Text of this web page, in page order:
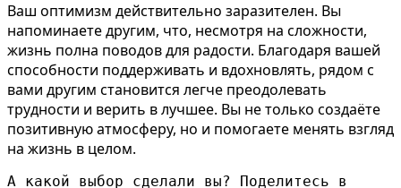
Ваш оптимизм действительно заразителен. Вы
напоминаете другим, что, несмотря на сложности,
жизнь полна поводов для радости. Благодаря вашей
способности поддерживать и вдохновлять, рядом с
вами другим становится легче преодолевать
трудности и верить в лучшее. Вы не только создаёте
позитивную атмосферу, но и помогаете менять взгляд
на жизнь в целом.
А какой выбор сделали вы? Поделитесь в